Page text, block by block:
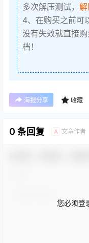
多次解压测试， 解
4、在购买之前可
没有失效就直接
档！
海报分享 收藏
0 条回复 A 文章作者
您必须登